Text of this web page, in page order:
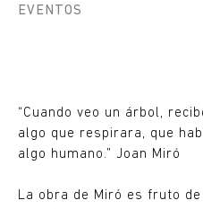
EVENTOS
“Cuando veo un árbol,
algo que respirara, que
algo humano.” Joan Miró
La obra de Miró es fruto